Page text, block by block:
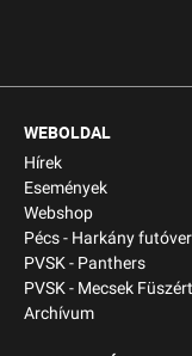
WEBOLDAL
Hírek
Események
Webshop
Pécs - Harkány
PVSK - Panthers
PVSK - Mecsek Füszért
Archívum